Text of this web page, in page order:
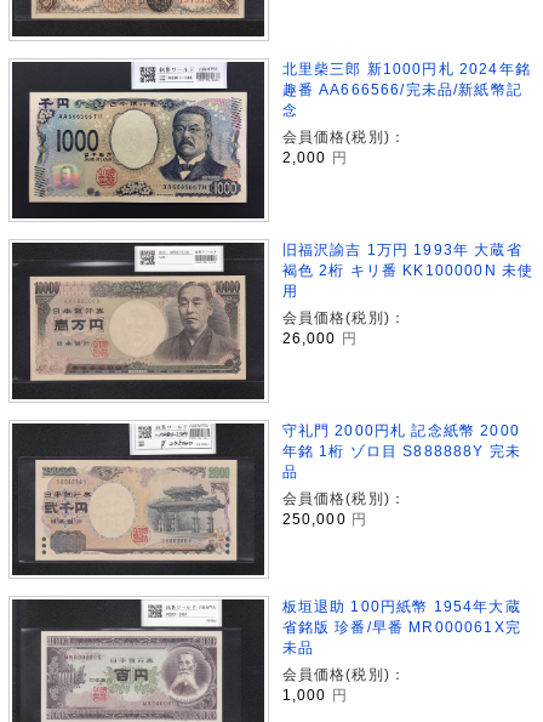
北里柴三郎 新1000円札 2024年銘
趣番 AA666566/完未品/新紙幣記
念
会員価格(税別)：
2,000 円
旧福沢諭吉 1万円 1993年 大蔵省
褐色 2桁 キリ番 KK100000N 未使
用
会員価格(税別)：
26,000
円
守礼門 2000円札 記念紙幣 2000
年銘 1桁 ゾロ目 S888888Y 完未
品
会員価格(税別)：
250,000 円
板垣退助 100円紙幣 1954年大蔵
省銘版 珍番/早番 MR000061X完
未品
会員価格(税別)：
1,000
円